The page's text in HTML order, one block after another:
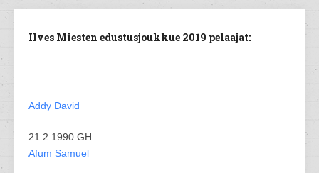
Ilves Miesten edustusjoukkue 2019 pelaajat:
Addy David
21.2.1990 GH
Afum Samuel